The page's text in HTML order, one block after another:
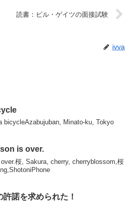
読書：ビル・ゲイツの面接試験
ivva
bicycleAzabujuban, Minato-ku, Tokyo
is over.
桜, Sakura, cherry, cherryblossom,桜
許諾を求められた！